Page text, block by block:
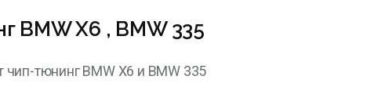
BMW X6 , BMW 335
тюнинг BMW X6 и BMW 335